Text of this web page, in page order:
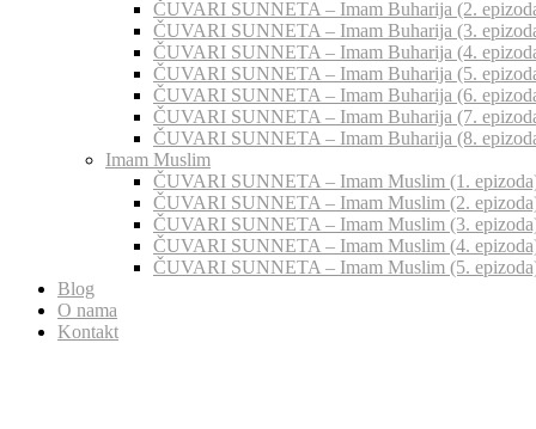
ČUVARI SUNNETA – Imam Buharija (2.
ČUVARI SUNNETA – Imam Buharija (3.
ČUVARI SUNNETA – Imam Buharija (4.
ČUVARI SUNNETA – Imam Buharija (5.
ČUVARI SUNNETA – Imam Buharija (6.
ČUVARI SUNNETA – Imam Buharija (7.
ČUVARI SUNNETA – Imam Buharija (8.
Imam Muslim
ČUVARI SUNNETA – Imam Muslim (1.
ČUVARI SUNNETA – Imam Muslim (2.
ČUVARI SUNNETA – Imam Muslim (3.
ČUVARI SUNNETA – Imam Muslim (4.
ČUVARI SUNNETA – Imam Muslim (5.
Blog
O nama
Kontakt